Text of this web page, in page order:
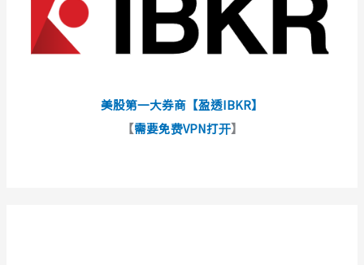
美股第一大券商【盈透IBKR】
【需要免费VPN打开】